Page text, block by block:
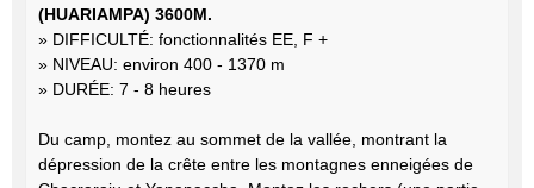
(HUARIAMPA) 3600M.
» DIFFICULTÉ: fonctionnalités EE, F +
» NIVEAU: environ 400 - 1370 m
» DURÉE: 7 - 8 heures
Du camp, montez au sommet de la vallée, montrant la
dépression de la crête entre les montagnes enneigées de